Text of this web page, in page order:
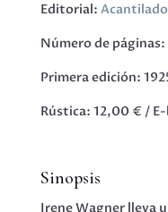
Editorial: Acantilado
Número de páginas:
Primera edición:
Rústica: 12,00 € /
Sinopsis
Irene Wagner lleva